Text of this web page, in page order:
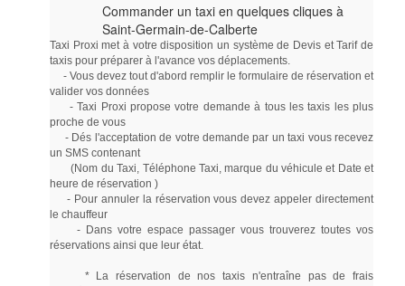
Commander un taxi en quelques cliques à
Saint-Germain-de-Calberte
Taxi Proxi met à votre disposition un système de Devis et Tarif de
taxis pour préparer à l'avance vos déplacements.
- Vous devez tout d'abord remplir le formulaire de réservation et
valider vos données
- Taxi Proxi propose votre demande à tous les taxis les plus
proche de vous
- Dés l'acceptation de votre demande par un taxi vous recevez
un SMS contenant
(Nom du Taxi, Téléphone Taxi, marque du véhicule et Date et
heure de réservation )
- Pour annuler la réservation vous devez appeler directement
le chauffeur
- Dans votre espace passager vous trouverez toutes vos
réservations ainsi que leur état.
* La réservation de nos taxis n'entraîne pas de frais